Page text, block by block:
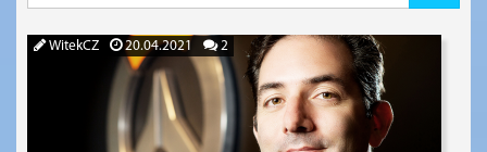
WitekCZ 20.04.2021 2